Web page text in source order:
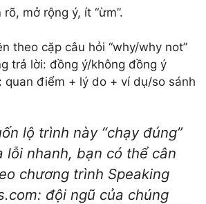
mở rộng ý, ít “ừm”.
theo cặp câu hỏi “why/why not”
trả lời: đồng ý/không đồng ý
quan điểm + lý do + ví dụ/so sánh
lộ trình này “chạy đúng”
lỗi nhanh, bạn có thể cân
chương trình Speaking
đội ngũ của chúng